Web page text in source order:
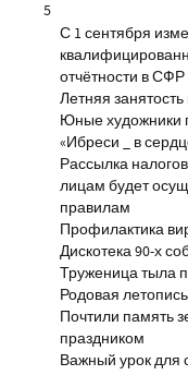
5
С 1 сентября
отчётности в СФР
Летняя
Юные художники
«Ибреси _ в
Рассылка
лицам будет
правилам
Профилактика
Дискотека 90-х
Труженица тыла
Родовая
Почтили память
праздником
Важный урок для